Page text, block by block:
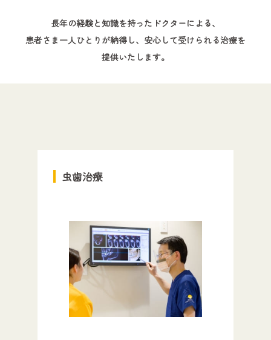
長年の経験と知識を持ったドクターによる、
患者さま一人ひとりが納得し、安心して受けられる治療を
提供いたします。
虫歯治療